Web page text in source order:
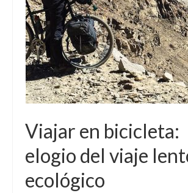
Sobre mí
Contacto
Viajar en bicicleta:
elogio del viaje
ecológico